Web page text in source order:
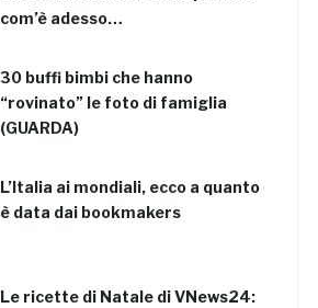
com’è adesso…
30 buffi bimbi che hanno
“rovinato” le foto di famiglia
(GUARDA)
L’Italia ai mondiali, ecco a quanto
è data dai bookmakers
Le ricette di Natale di VNews24: